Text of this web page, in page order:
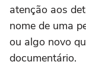
atenção aos
nome de uma
ou algo novo
documentário.